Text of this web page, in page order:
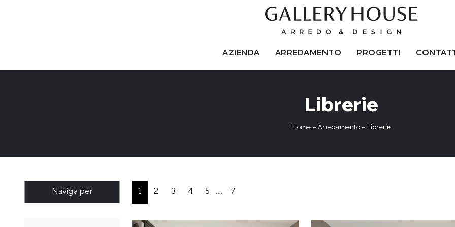
AZIENDA ARREDAMENTO PROGETTI
Librerie
Home -Arredamento - Librerie
1 2 3 4 5 .... 7
Naviga per